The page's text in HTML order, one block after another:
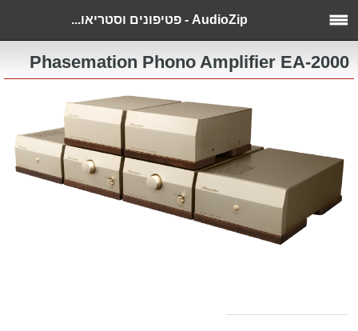
AudioZip - פטיפונים וסטריאו...
--------------------------------------